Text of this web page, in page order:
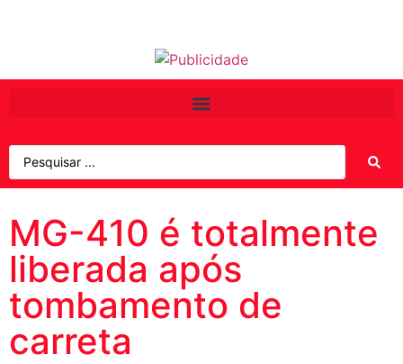
MG-410 é totalmente
liberada após
tombamento de
carreta